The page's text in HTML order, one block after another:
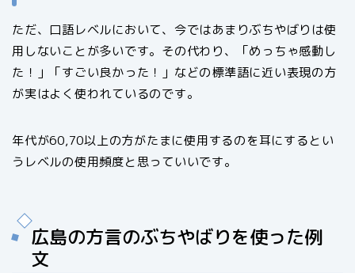
ただ、口語レベルにおいて、今ではあまりぶちやばりは使
用しないことが多いです。その代わり、「めっちゃ感動し
た！」「すごい良かった！」などの標準語に近い表現の方
が実はよく使われているのです。
年代が60,70以上の方がたまに使用するのを耳にするとい
うレベルの使用頻度と思っていいです。
広島の方言のぶちやばりを使った例
文